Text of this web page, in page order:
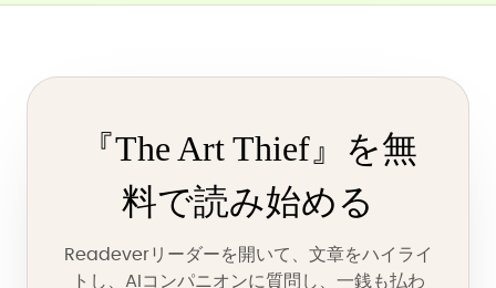
『The Art Thief』を無
料で読み始める
Readeverリーダーを開いて、文章をハイライ
トし、AIコンパニオンに質問し、一銭も払わ